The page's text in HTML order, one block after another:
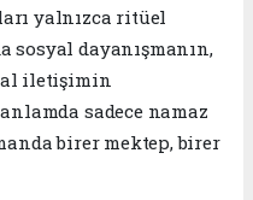
yalnızca ritüel
sosyal dayanışmanın,
iletişimin
sadece namaz
birer mektep, birer